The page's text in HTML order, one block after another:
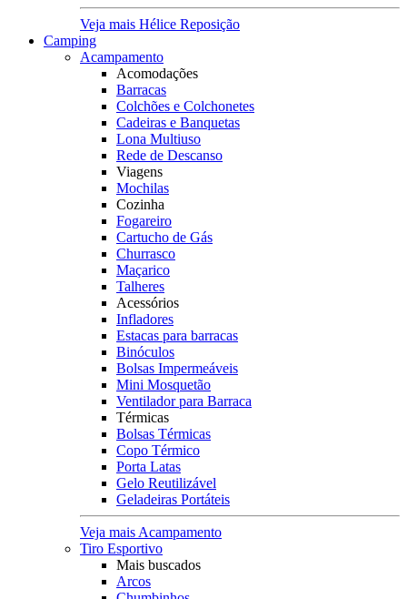
Veja mais Hélice Reposição
Camping
Acampamento
Acomodações
Barracas
Colchões e Colchonetes
Cadeiras e Banquetas
Lona Multiuso
Rede de Descanso
Viagens
Mochilas
Cozinha
Fogareiro
Cartucho de Gás
Churrasco
Maçarico
Talheres
Acessórios
Infladores
Estacas para barracas
Binóculos
Bolsas Impermeáveis
Mini Mosquetão
Ventilador para Barraca
Térmicas
Bolsas Térmicas
Copo Térmico
Porta Latas
Gelo Reutilizável
Geladeiras Portáteis
Veja mais Acampamento
Tiro Esportivo
Mais buscados
Arcos